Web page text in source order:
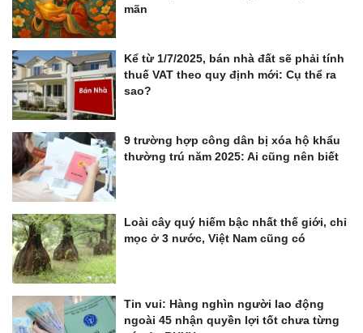
mãn
Kể từ 1/7/2025, bán nhà đất sẽ phải tính
thuế VAT theo quy định mới: Cụ thể ra
sao?
9 trường hợp công dân bị xóa hộ khẩu
thường trú năm 2025: Ai cũng nên biết
Loài cây quý hiếm bậc nhất thế giới, chỉ
mọc ở 3 nước, Việt Nam cũng có
Tin vui: Hàng nghìn người lao động
ngoài 45 nhận quyền lợi tốt chưa từng